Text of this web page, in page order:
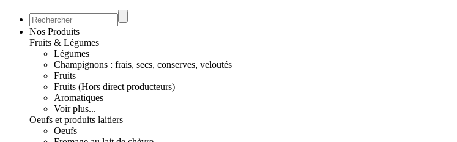
Nos Produits
Fruits & Légumes
Légumes
Champignons : frais, secs, conserves, veloutés
Fruits
Fruits (Hors direct producteurs)
Aromatiques
Voir plus...
Oeufs et produits laitiers
Oeufs